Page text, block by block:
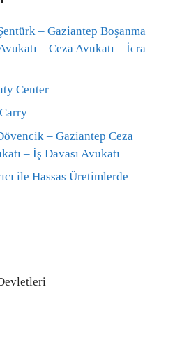
– Gaziantep Boşanma
– Ceza Avukatı – İcra
Center
– Gaziantep Ceza
– İş Davası Avukatı
ile Hassas Üretimlerde